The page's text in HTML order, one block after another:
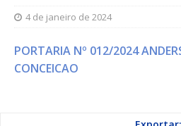
4 de janeiro de 2024
PORTARIA Nº 012/2024
CONCEICAO